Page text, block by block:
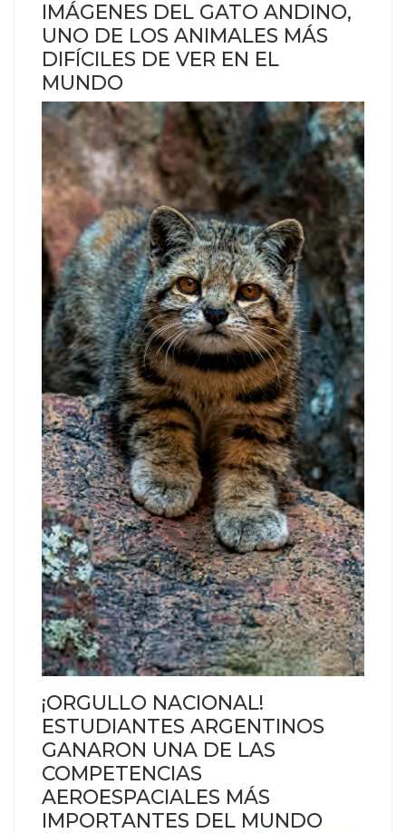
IMÁGENES DEL GATO ANDINO,
UNO DE LOS ANIMALES MÁS
DIFÍCILES DE VER EN EL
MUNDO
¡ORGULLO NACIONAL!
ESTUDIANTES ARGENTINOS
GANARON UNA DE LAS
COMPETENCIAS
AEROESPACIALES MÁS
IMPORTANTES DEL MUNDO